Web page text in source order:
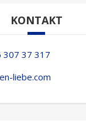
KONTAKT
307 37 317
liebe.com